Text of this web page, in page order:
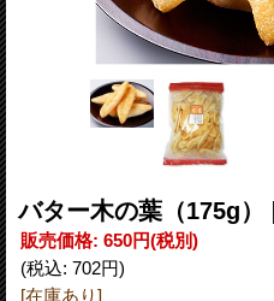
バター木の葉（175g）
販売価格: 650円(税別)
(税込: 702円)
[在庫あり]